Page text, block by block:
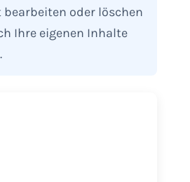
bearbeiten oder löschen
Ihre eigenen Inhalte